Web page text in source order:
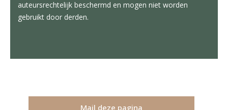
auteursrechtelijk beschermd en mogen niet worden
gebruikt door derden.
Mail deze pagina